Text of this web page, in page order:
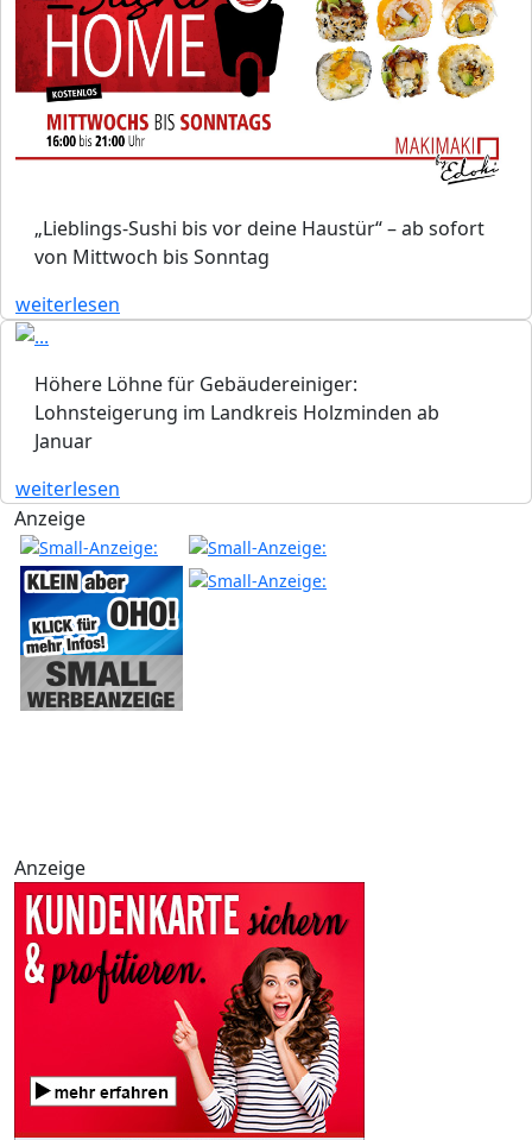
„Lieblings-Sushi bis vor deine Haustür“ – ab sofort
von Mittwoch bis Sonntag
weiterlesen
Höhere Löhne für Gebäudereiniger:
Lohnsteigerung im Landkreis Holzminden ab
Januar
weiterlesen
Anzeige
Anzeige